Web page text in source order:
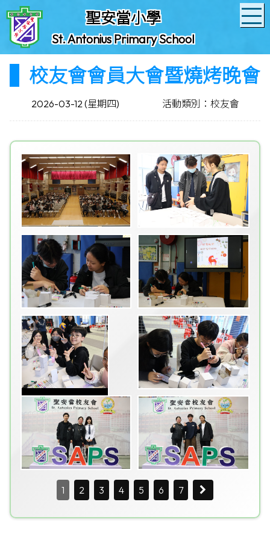
聖安當小學
St. Antonius Primary School
校友會會員大會暨燒烤晚會
2026-03-12 (星期四) 活動類別：校友會
1 2 3 4 5 6 7